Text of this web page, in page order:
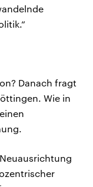
Danach fragt
Wie in